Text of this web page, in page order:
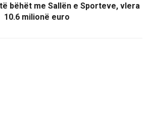
bëhët me Sallën e Sporteve, vlera
10.6 milionë euro